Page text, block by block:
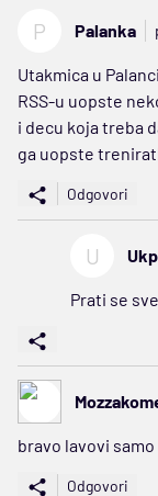
P Palanka
Utakmica u
RSS-u uopste
i decu koja treba
ga uopste
Odgovori
U Ukp
Prati se
bravo lavovi
Odgovori